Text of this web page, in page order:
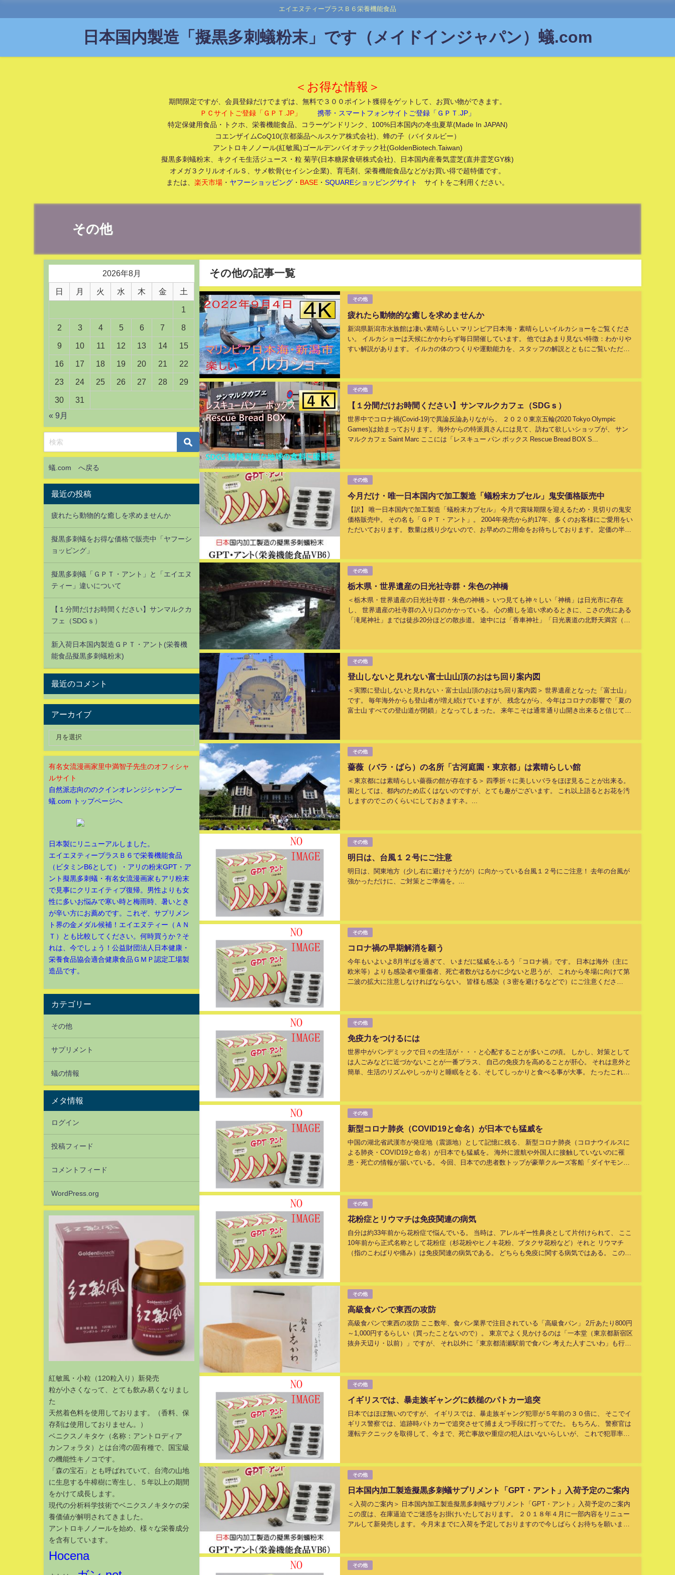
エイエヌティープラスＢ６栄養機能食品
日本国内製造「擬黒多刺蟻粉末」です（メイドインジャパン）蟻.com
＜お得な情報＞
期間限定ですが、会員登録だけでまずは、無料で３００ポイント獲得をゲットして、お買い物ができます。
ＰＣサイトご登録「ＧＰＴ.JP」
携帯・スマートフォンサイトご登録「ＧＰＴ.JP」
特定保健用食品・トクホ、栄養機能食品、コラーゲンドリンク、100%日本国内の冬虫夏草(Made In JAPAN)
コエンザイムCoQ10(京都薬品ヘルスケア株式会社)、蜂の子（バイタルビー）
アントロキノノール(紅敏風)ゴールデンバイオテック社(GoldenBiotech.Taiwan)
擬黒多刺蟻粉末、キクイモ生活ジュース・粒 菊芋(日本糖尿食研株式会社)、日本国内産養気霊芝(直井霊芝GY株)
オメガ３クリルオイルＳ、サメ軟骨(セイシン企業)、育毛剤、栄養機能食品などがお買い得で超特価です。
または、 楽天市場 ・ ヤフーショッピング ・ BASE ・ SQUAREショッピングサイト サイトをご利用ください。
その他
その他の記事一覧
その他
疲れたら動物的な癒しを求めませんか
新潟県新潟市水族館は凄い素晴らしい マリンピア日本海・素晴らしいイルカショーをご覧くださ
い。 イルカショーは天候にかかわらず毎日開催しています。 他ではあまり見ない特徴：わかりや
すい解説があります。 イルカの体のつくりや運動能力を、スタッフの解説とともにご覧いただき
その他
【１分間だけお時間ください】サンマルクカフェ（SDGｓ）
世界中でコロナ禍(Covid-19)で異論反論ありながら、 ２０２０東京五輪(2020 Tokyo Olympic
Games)は始まっております。 海外からの特派員さんには見て、訪ねて欲しいショップが、 サン
マルクカフェ Saint Marc ここには「レスキュー パン ボックス Rescue Bread BOX S...
その他
今月だけ・唯一日本国内で加工製造「蟻粉末カプセル」鬼安価格販売中
【訳】 唯一日本国内で加工製造「蟻粉末カプセル」 今月で賞味期限を迎えるため・見切りの鬼安
価格販売中。 その名も「ＧＰＴ・アント」。 2004年発売から約17年、多くのお客様にご愛用をい
ただいております。 数量は残り少ないので、お早めのご用命をお待ちしております。 定価の半額
その他
栃木県・世界遺産の日光社寺群・朱色の神橋
＜栃木県・世界遺産の日光社寺群・朱色の神橋＞ いつ見ても神々しい「神橋」は日光市に存在
し、 世界遺産の社寺群の入り口のかかっている。 心の癒しを追い求めるときに、こさの先にある
「滝尾神社」までは徒歩20分ほどの散歩道。 途中には「香車神社」「日光裏道の北野天満宮（神
その他
登山しないと見れない富士山山頂のおはち回り案内図
＜実際に登山しないと見れない・富士山山頂のおはち回り案内図＞ 世界遺産となった「富士山」
です。 毎年海外からも登山者が増え続けていますが、 残念ながら、今年はコロナの影響で「夏の
富士山 すべての登山道が閉鎖」となってしまった。 来年こそは通常通り山開き出来ると信じて
その他
薔薇（バラ・ばら）の名所「古河庭園・東京都」は素晴らしい館
＜東京都には素晴らしい薔薇の館が存在する＞ 四季折々に美しいバラをほぼ見ることが出来る。
園としては、都内のため広くはないのですが、とても趣がございます。 これ以上語るとお花を汚
しますのでこのくらいにしておきますネ。...
その他
明日は、台風１２号にご注意
明日は、関東地方（少し右に避けそうだが）に向かっている台風１２号にご注意！ 去年の台風が
強かっただけに、ご対策とご準備を。...
その他
コロナ禍の早期解消を願う
今年もいよいよ8月半ばを過ぎて、 いまだに猛威をふるう「コロナ禍」です。 日本は海外（主に
欧米等）よりも感染者や重傷者、死亡者数がはるかに少ないと思うが、 これから冬場に向けて第
二波の拡大に注意しなければならない。 皆様も感染（３密を避けるなどで）にご注意くださ
その他
免疫力をつけるには
世界中がパンデミックで日々の生活が・・・と心配することが多いこの頃。 しかし、対策として
は人ごみなどに近づかないことが一番プラス、 自己の免疫力を高めることが肝心。 それは意外と
簡単、生活のリズムやしっかりと睡眠をとる、そしてしっかりと食べる事が大事。 たったこれだ
その他
新型コロナ肺炎（COVID19と命名）が日本でも猛威を
中国の湖北省武漢市が発症地（震源地）として記憶に残る、 新型コロナ肺炎（コロナウイルスに
よる肺炎・COVID19と命名）が日本でも猛威を。 海外に渡航や外国人に接触していないのに罹
患・死亡の情報が届いている。 今回、日本での患者数トップが豪華クルーズ客船「ダイヤモン
その他
花粉症とリウマチは免疫関連の病気
自分は約33年前から花粉症で悩んでいる。 当時は、アレルギー性鼻炎として片付けられて、 ここ
10年前から正式名称として花粉症（杉花粉やヒノキ花粉、ブタクサ花粉など）それと リウマチ
（指のこわばりや痛み）は免疫関連の病気である。 どちらも免疫に関する病気ではある。 この時
その他
高級食パンで東西の攻防
高級食パンで東西の攻防 ここ数年、食パン業界で注目されている「高級食パン」 2斤あたり800円
～1,000円するらしい（買ったことないので）。 東京でよく見かけるのは「一本堂（東京都新宿区
抜弁天辺り・以前）」ですが、 それ以外に「東京都清瀬駅前で食パン 考えた人すごいわ」も行
その他
イギリスでは、暴走族ギャングに鉄槌のパトカー追突
日本ではほぼ無いのですが、 イギリスでは、暴走族ギャング犯罪が５年前の３０倍に、 そこでイ
ギリス警察では、追跡時パトカーで追突させて捕まえつ手段に打ってでた。 もちろん、 警察官は
運転テクニックを取得して、今まで、死亡事故や重症の犯人はいないらしいが、 これで犯罪率が
その他
日本国内加工製造擬黒多刺蟻サプリメント「GPT・アント」入荷予定のご案内
＜入荷のご案内＞ 日本国内加工製造擬黒多刺蟻サプリメント「GPT・アント」入荷予定のご案内
この度は、在庫逼迫でご迷惑をお掛けいたしております。 ２０１８年４月に一部内容をリニュー
アルして新発売します。 今月末までに入荷を予定しておりますので今しばらくお待ちを願いま
その他
2026年8月
日 月 火 水 木 金 土
1
2 3 4 5 6 7 8
9 10 11 12 13 14 15
16 17 18 19 20 21 22
23 24 25 26 27 28 29
30
31
« 9月
蟻.com へ戻る
最近の投稿
疲れたら動物的な癒しを求めませんか
擬黒多刺蟻をお得な価格で販売中「ヤフーシ
ョッピング」
擬黒多刺蟻「ＧＰＴ・アント」と「エイエヌ
ティー」違いについて
【１分間だけお時間ください】サンマルクカ
フェ（SDGｓ）
新入荷日本国内製造ＧＰＴ・アント(栄養機
能食品擬黒多刺蟻粉末)
最近のコメント
アーカイブ
有名女流漫画家里中満智子先生のオフィシャ
ルサイト
自然派志向ののクインオレンジシャンプー
蟻.com トップページへ
日本製にリニューアルしました。
エイエヌティープラスＢ６で栄養機能食品
（ビタミンB6として）・アリの粉末GPT・ア
ント擬黒多刺蟻・有名女流漫画家もアリ粉末
で見事にクリエイティブ復帰。男性よりも女
性に多いお悩みで寒い時と梅雨時、暑いとき
が辛い方にお薦めです。これぞ、サプリメン
ト界の金メダル候補！エイエヌティー（ＡＮ
Ｔ）とも比較してください。何時買うか？そ
れは、今でしょう！公益財団法人日本健康・
栄養食品協会適合健康食品ＧＭＰ認定工場製
造品です。
カテゴリー
その他
サプリメント
蟻の情報
メタ情報
ログイン
投稿フィード
コメントフィード
WordPress.org
紅敏風・小粒（120粒入り）新発売
粒が小さくなって、とても飲み易くなりまし
た
天然着色料を使用しております。（香料、保
存剤は使用しておりません。）
ベニクスノキタケ（名称：アントロディア
カンフォラタ）とは台湾の固有種で、国宝級
の機能性キノコです。
「森の宝石」とも呼ばれていて、台湾の山地
に生息する牛樟樹に寄生し、５年以上の期間
をかけて成長します。
現代の分析科学技術でベニクスノキタケの栄
養価値が解明されてきました。
アントロキノノールを始め、様々な栄養成分
を含有しています。
Hocena